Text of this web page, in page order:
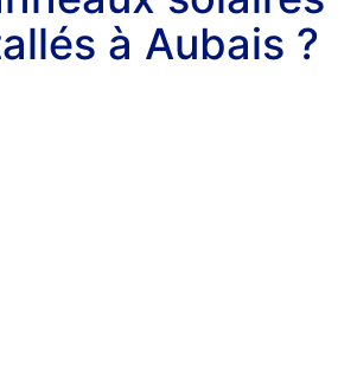
à Aubais ?